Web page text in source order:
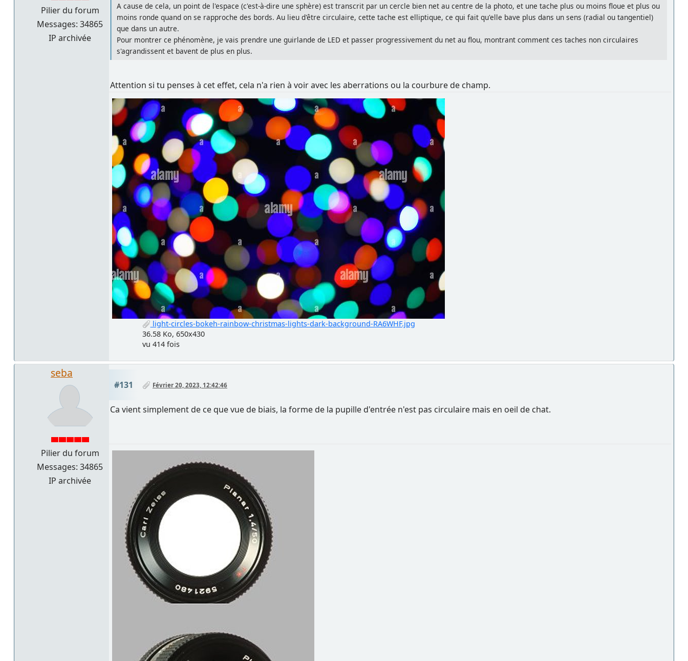
Pilier du forum
Messages: 34865
IP archivée
A cause de cela, un point de l'espace (c'est-à-dire une sphère) est transcrit par un cercle bien net au centre de la photo, et une tache plus ou moins floue et plus ou
moins ronde quand on se rapproche des bords. Au lieu d'être circulaire, cette tache est elliptique, ce qui fait qu'elle bave plus dans un sens (radial ou tangentiel)
que dans un autre.
Pour montrer ce phénomène, je vais prendre une guirlande de LED et passer progressivement du net au flou, montrant comment ces taches non circulaires
s'agrandissent et bavent de plus en plus.
Attention si tu penses à cet effet, cela n'a rien à voir avec les aberrations ou la courbure de champ.
light-circles-bokeh-rainbow-christmas-lights-dark-background-RA6WHF.jpg
36.58 Ko, 650x430
vu 414 fois
seba
Pilier du forum
Messages: 34865
IP archivée
#131 Février 20, 2023, 12:42:46
Ca vient simplement de ce que vue de biais, la forme de la pupille d'entrée n'est pas circulaire mais en oeil de chat.